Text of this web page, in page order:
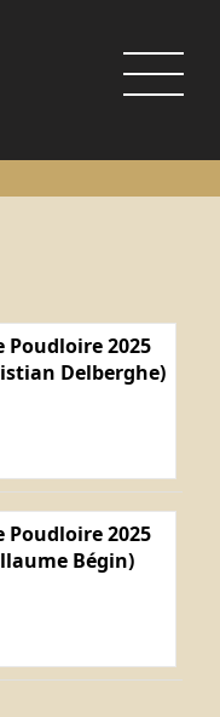
Poudloire 2025
Delberghe)
Poudloire 2025
Bégin)